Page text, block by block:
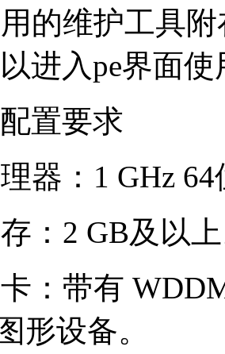
维护工具附
进入pe界面
置要求
：1 GHz 64
2 GB及以
带有 WDDM
形设备。